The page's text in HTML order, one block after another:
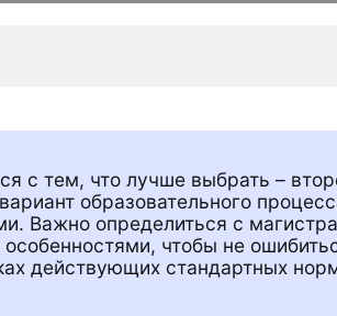
с тем, что лучше выбрать –
образовательного
Важно определиться с
чтобы не
действующих стандартных